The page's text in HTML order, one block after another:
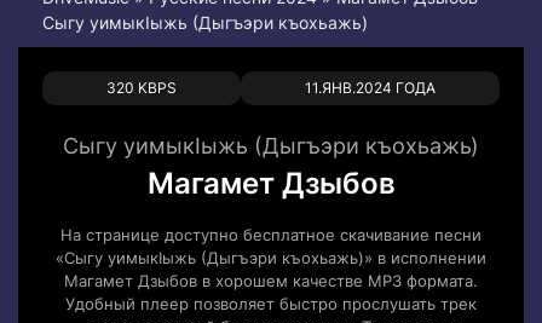
Сыгу уимыкIыжь (Дыгъэри къохьажь)
320 KBPS 11.ЯНВ.2024 ГОДА
0 0
Сыгу уимыкIыжь (Дыгъэри къохьажь)
Магамет Дзыбов
На странице доступно бесплатное скачивание песни
«Сыгу уимыкIыжь (Дыгъэри къохьажь)» в исполнении
Магамет Дзыбов в хорошем качестве MP3 формата.
Удобный плеер позволяет быстро прослушать трек